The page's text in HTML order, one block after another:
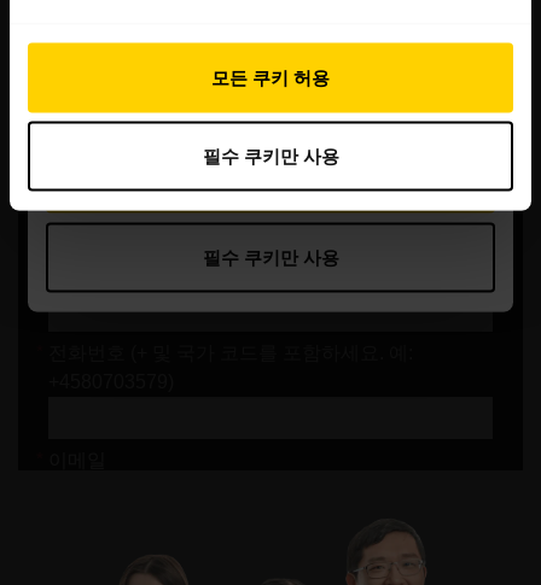
모든 쿠키 허용
필수 쿠키만 사용